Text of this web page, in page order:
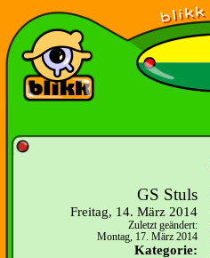
GS Stuls
Freitag, 14. März 2014
Zuletzt geändert:
Montag, 17. März 2014
Kategorie: